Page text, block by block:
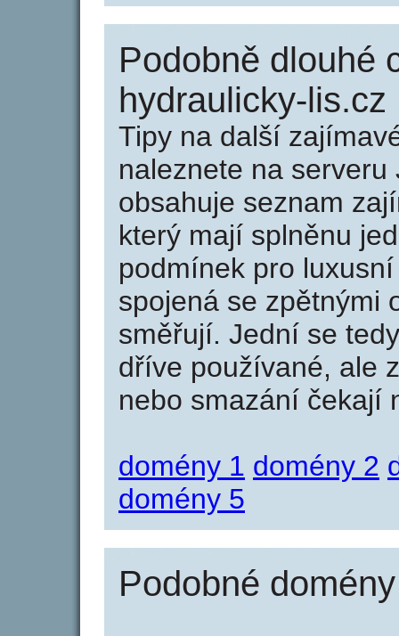
Podobně dlouhé
hydraulicky-lis.cz
Tipy na další
naleznete na serveru
obsahuje seznam
který mají splněnu
podmínek pro
spojená se zpětnými
směřují. Jední se
dříve používané, ale
nebo smazání čekají
domény 1 domény 2
domény 5
Podobné